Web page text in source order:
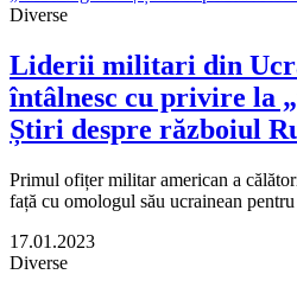
Diverse
Liderii militari din
întâlnesc cu privire la
Știri despre războiul
Primul ofițer militar american a
față cu omologul său ucrainean
17.01.2023
Diverse